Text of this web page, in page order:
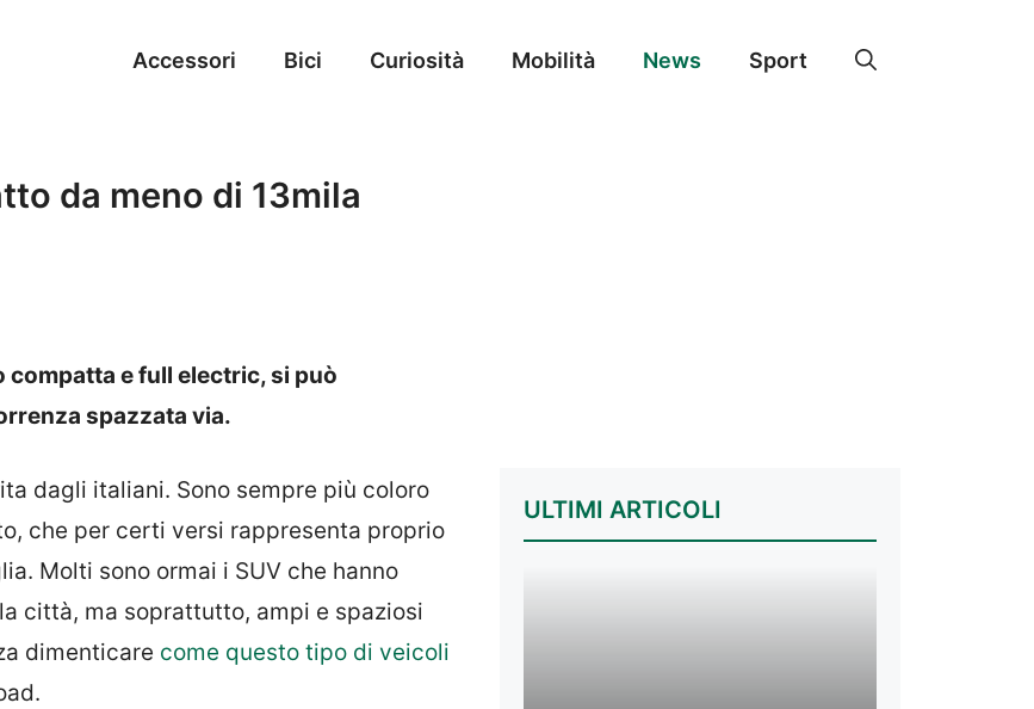
Accessori Bici Curiosità Mobilità News Sport
da meno di 13mila
compatta e full electric, si può
spazzata via.
dagli italiani. Sono sempre più coloro
che per certi versi rappresenta proprio
Molti sono ormai i SUV che hanno
città, ma soprattutto, ampi e spaziosi
dimenticare come questo tipo di veicoli
ULTIMI ARTICOLI